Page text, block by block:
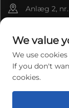
Anlæg 2, nr.
Copyright © 2025
We value
We use
If you don't
cookies.